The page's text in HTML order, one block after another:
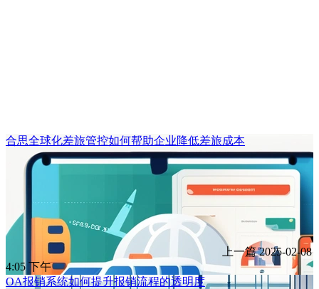
合思全球化差旅管控如何帮助企业降低差旅成本
上一篇 2025-02-08
4:05 下午
OA报销系统如何提升报销流程的透明度